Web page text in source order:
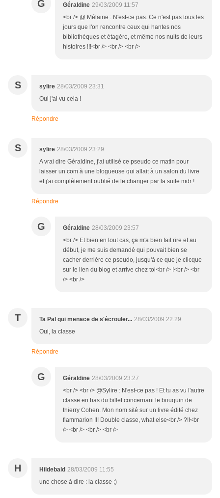
G Géraldine 29/03/2009 11:57
<br /> @ Mélaine : N'est-ce pas. Ce n'est pas tous les
jours que l'on rencontre ceux qui hantes nos
bibliothèques et étagère, et même nos nuits de leurs
histoires !!!<br /> <br /> <br />
S sylire 28/03/2009 23:31
Oui j'ai vu cela !
Répondre
S sylire 28/03/2009 23:29
A vrai dire Géraldine, j'ai utilisé ce pseudo ce matin pour
laisser un com à une blogueuse qui allait à un salon du livre
et j'ai complètement oublié de le changer par la suite mdr !
Répondre
G Géraldine 28/03/2009 23:57
<br /> Et bien en tout cas, ça m'a bien fait rire et au
début, je me suis demandé qui pouvait bien se
cacher derrière ce pseudo, jusqu'à ce que je clicque
sur le lien du blog et arrive chez toi<br /> !<br /> <br
/> <br />
T Ta Pal qui menace de s'écrouler... 28/03/2009 22:29
Oui, la classe
Répondre
G Géraldine 28/03/2009 23:27
<br /> <br /> @Sylire : N'est-ce pas ! Et tu as vu l'autre
classe en bas du billet concernant le bouquin de
thierry Cohen. Mon nom sité sur un livre édité chez
flammarion !!! Double classe, what else<br /> ?!!<br
/> <br /> <br /> <br />
H Hildebald 28/03/2009 11:55
une chose à dire : la classe ;)